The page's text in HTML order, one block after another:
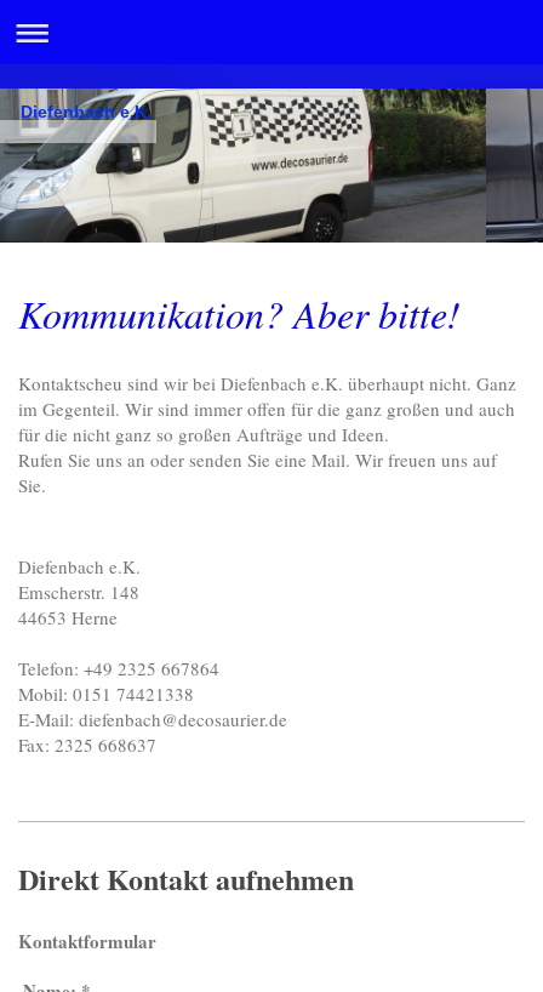
Diefenbach e.K.
Kommunikation? Aber bitte!
Kontaktscheu sind wir bei Diefenbach e.K. überhaupt nicht. Ganz
im Gegenteil. Wir sind immer offen für die ganz großen und auch
für die nicht ganz so großen Aufträge und Ideen.
Rufen Sie uns an oder senden Sie eine Mail. Wir freuen uns auf
Sie.
Diefenbach e.K.
Emscherstr. 148
44653 Herne
Telefon: +49 2325 667864
Mobil: 0151 74421338
E-Mail: diefenbach@decosaurier.de
Fax: 2325 668637
Direkt Kontakt aufnehmen
Kontaktformular